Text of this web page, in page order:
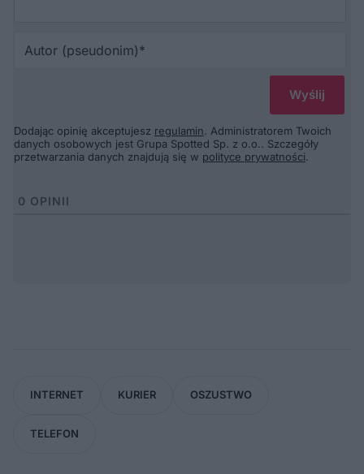
Dodając opinię akceptujesz regulamin. Administratorem Twoich
danych osobowych jest Grupa Spotted Sp. z o.o.. Szczegóły
przetwarzania danych znajdują się w polityce prywatności.
0 OPINII
INTERNET KURIER OSZUSTWO
TELEFON